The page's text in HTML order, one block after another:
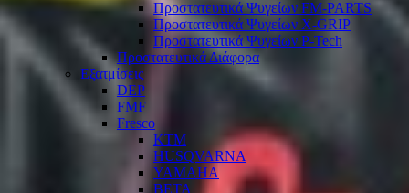
Προστατευτικά Ψυγείων FM-PARTS
Προστατευτικά Ψυγείων X-GRIP
Προστατευτικά Ψυγείων P-Tech
Προστατευτικά Διάφορα
Εξατμίσεις
DEP
FMF
Fresco
KTM
HUSQVARNA
YAMAHA
BETA